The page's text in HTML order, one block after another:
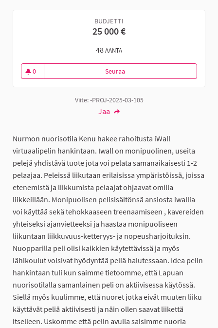
BUDJETTI
25 000 €
48ÄÄNTÄ
0
0 seuraajaa
SeuraaI wall seinä nuorisotila Kenulle
Viite: -PROJ-2025-03-105
Jaa
Nurmon nuorisotila Kenu hakee rahoitusta iWall
virtuaalipelin hankintaan. Iwall on monipuolinen, useita
pelejä yhdistävä tuote jota voi pelata samanaikaisesti 1-2
pelaajaa. Peleissä liikutaan erilaisissa ympäristöissä, joissa
etenemistä ja liikkumista pelaajat ohjaavat omilla
liikkeillään. Monipuolisen pelisisältönsä ansiosta iwallia
voi käyttää sekä tehokkaaseen treenaamiseen , kavereiden
yhteiseksi ajanvietteeksi ja haastaa monipuoliseen
liikuntaan liikkuvuus-ketteryys- ja nopeusharjoituksin.
Nuopparilla peli olisi kaikkien käytettävissä ja myös
lähikoulut voisivat hyödyntää peliä halutessaan. Idea pelin
hankintaan tuli kun saimme tietoomme, että Lapuan
nuorisotilalla samanlainen peli on aktiivisessa käytössä.
Siellä myös kuulimme, että nuoret jotka eivät muuten liiku
käyttävät peliä aktiivisesti ja näin ollen saavat liikettä
itselleen. Uskomme että pelin avulla saisimme nuoria